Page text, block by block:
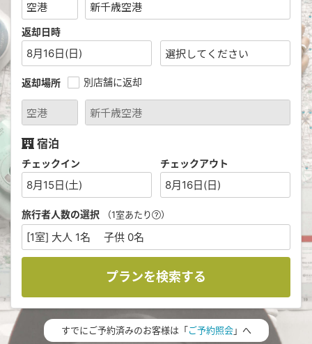
返却日時
8月16日(日)
返却場所 別店舗に返却
宿泊
チェックイン
8月15日(土)
チェックアウト
8月16日(日)
旅行者人数の選択 （1室あたり ）
[1室] 大人 1名 子供 0名
プランを検索する
すでにご予約済みのお客様は「ご予約照会」へ